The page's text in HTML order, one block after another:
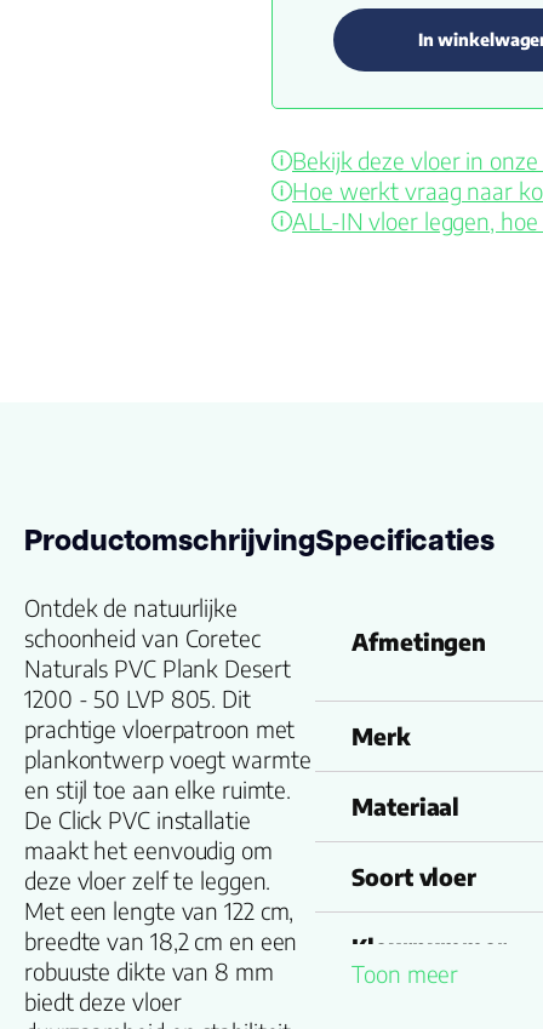
In
Bekijk deze vloer in
Hoe werkt vraag naar
ALL-IN vloer leggen,
Productomschrijving
Ontdek de natuurlijke
schoonheid van Coretec
Naturals PVC Plank Desert
1200 - 50 LVP 805. Dit
prachtige vloerpatroon met
plankontwerp voegt warmte
en stijl toe aan elke ruimte.
De Click PVC installatie
maakt het eenvoudig om
deze vloer zelf te leggen.
Met een lengte van 122 cm,
breedte van 18,2 cm en een
robuuste dikte van 8 mm
biedt deze vloer
Specificaties
Afmetingen
Merk
Materiaal
Soort vloer
Kleurnummer
Toon meer